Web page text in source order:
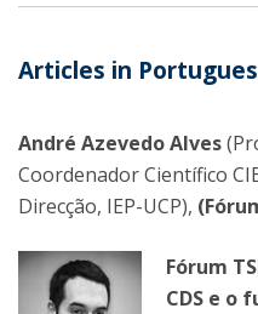
Articles in
André Azevedo Alves
Coordenador Científico
Direcção, IEP-UCP),
Fórum
CDS e o